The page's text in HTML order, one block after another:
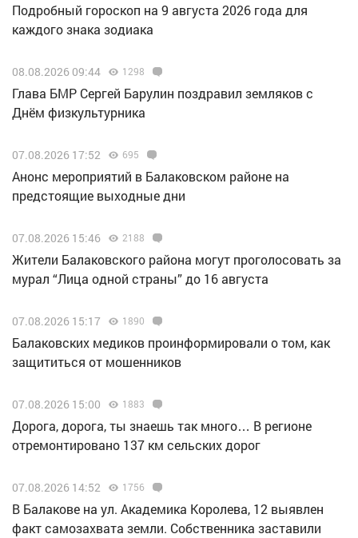
Подробный гороскоп на 9 августа 2026 года для
каждого знака зодиака
08.08.2026 09:44 1298
Глава БМР Сергей Барулин поздравил земляков с
Днём физкультурника
07.08.2026 17:52 695
Анонс мероприятий в Балаковском районе на
предстоящие выходные дни
07.08.2026 15:46 2188
Жители Балаковского района могут проголосовать за
мурал “Лица одной страны” до 16 августа
07.08.2026 15:17 1890
Балаковских медиков проинформировали о том, как
защититься от мошенников
07.08.2026 15:00 1883
Дорога, дорога, ты знаешь так много… В регионе
отремонтировано 137 км сельских дорог
07.08.2026 14:52 1756
В Балакове на ул. Академика Королева, 12 выявлен
факт самозахвата земли. Собственника заставили